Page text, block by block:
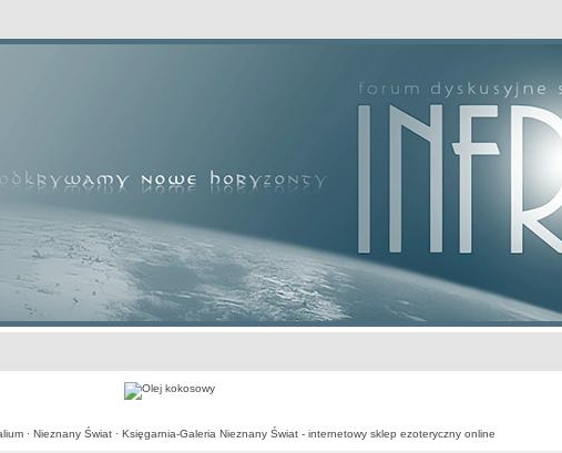
· Nieznany Świat· Księgarnia-Galeria Nieznany Świat - internetowy sklep ezoteryczny online